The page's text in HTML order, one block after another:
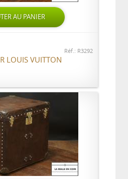
AU PANIER
Réf.: R3292
LOUIS VUITTON